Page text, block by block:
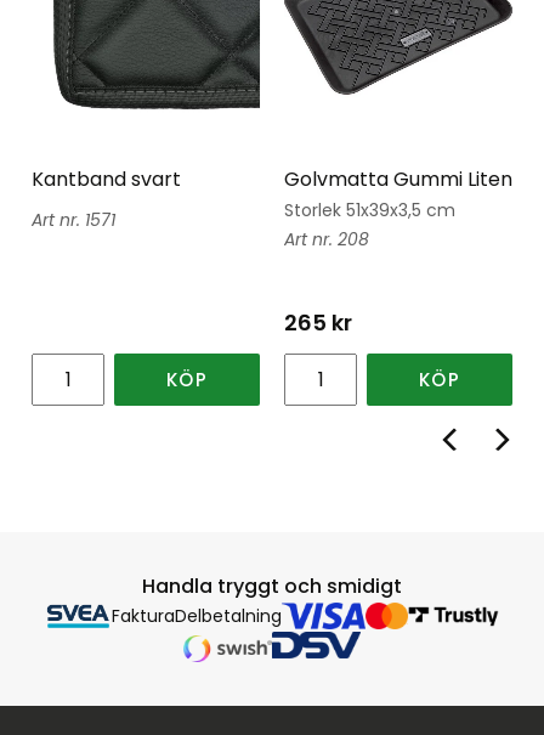
Kantband svart
1571
KÖP
Golvmatta Gummi Liten
Storlek 51x39x3,5 cm
208
265 kr
KÖP
Handla tryggt och smidigt
FakturaDelbetalning